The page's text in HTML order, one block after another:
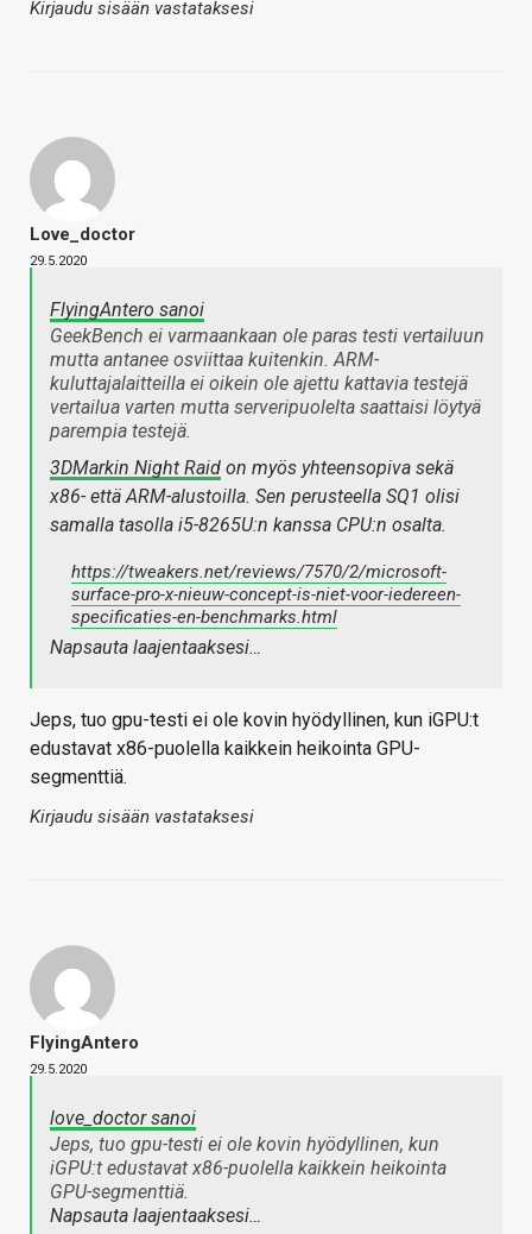
Kirjaudu sisään vastataksesi
Love_doctor
29.5.2020
FlyingAntero sanoi
GeekBench ei varmaankaan ole paras testi vertailuun
mutta antanee osviittaa kuitenkin. ARM-
kuluttajalaitteilla ei oikein ole ajettu kattavia testejä
vertailua varten mutta serveripuolelta saattaisi löytyä
parempia testejä.
3DMarkin Night Raid on myös yhteensopiva sekä
x86- että ARM-alustoilla. Sen perusteella SQ1 olisi
samalla tasolla i5-8265U:n kanssa CPU:n osalta.
https://tweakers.net/reviews/7570/2/microsoft-
surface-pro-x-nieuw-concept-is-niet-voor-iedereen-
specificaties-en-benchmarks.html
Napsauta laajentaaksesi…
Jeps, tuo gpu-testi ei ole kovin hyödyllinen, kun iGPU:t
edustavat x86-puolella kaikkein heikointa GPU-
segmenttiä.
Kirjaudu sisään vastataksesi
FlyingAntero
29.5.2020
love_doctor sanoi
Jeps, tuo gpu-testi ei ole kovin hyödyllinen, kun
iGPU:t edustavat x86-puolella kaikkein heikointa
GPU-segmenttiä.
Napsauta laajentaaksesi…